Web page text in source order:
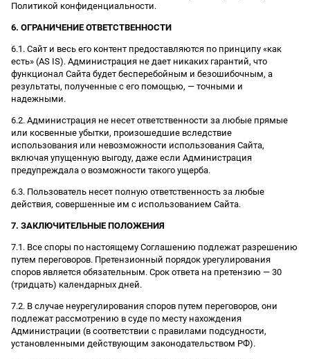
Политикой конфиденциальности.
6. ОГРАНИЧЕНИЕ ОТВЕТСТВЕННОСТИ
6.1. Сайт и весь его контент предоставляются по принципу «как
есть» (AS IS). Администрация не дает никаких гарантий, что
функционал Сайта будет бесперебойным и безошибочным, а
результаты, полученные с его помощью, — точными и
надежными.
6.2. Администрация не несет ответственности за любые прямые
или косвенные убытки, произошедшие вследствие
использования или невозможности использования Сайта,
включая упущенную выгоду, даже если Администрация
предупреждала о возможности такого ущерба.
6.3. Пользователь несет полную ответственность за любые
действия, совершенные им с использованием Сайта.
7. ЗАКЛЮЧИТЕЛЬНЫЕ ПОЛОЖЕНИЯ
7.1. Все споры по настоящему Соглашению подлежат разрешению
путем переговоров. Претензионный порядок урегулирования
споров является обязательным. Срок ответа на претензию — 30
(тридцать) календарных дней.
7.2. В случае неурегулирования споров путем переговоров, они
подлежат рассмотрению в суде по месту нахождения
Администрации (в соответствии с правилами подсудности,
установленными действующим законодательством РФ).